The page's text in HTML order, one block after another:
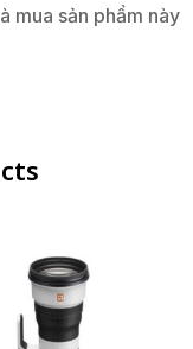
mua sản phẩm này